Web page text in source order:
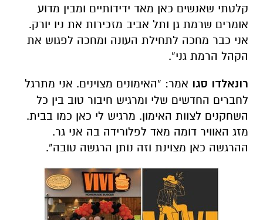
קלטתי שאנשים כאן מאד ידידותיים ומבין מדוע
אומרים שרמת גן ותל אביב מזכירות את ניו יורק.
אני כבר מחכה לתחילת העונה ומחכה לפגוש את
הקהל הרמת גני”.
רונאלדו סגו אמר: “האימונים מצוינים. אני מתרגל
לחברים החדשים שלי ומרגיש חיבור טוב בין כל
השחקנים לצוות האימון. מרגיש לי כאן כמו בבית.
מזג האוויר דומה מאד לפלורידה בה אני גר.
ההרגשה כאן מצוינת וזה נותן הרגשה טובה”.